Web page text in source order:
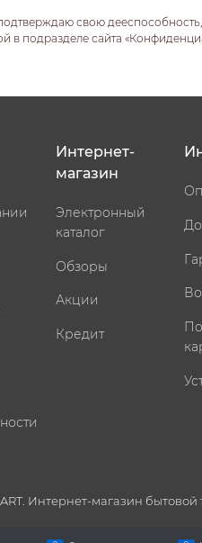
свою
в подразделе сайта
Интернет-
магазин
Электронный
каталог
Обзоры
Акции
Кредит
Интернет-магазин